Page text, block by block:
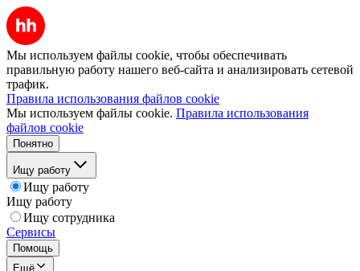
Мы используем файлы cookie, чтобы обеспечивать
правильную работу нашего веб-сайта и анализировать сетевой
трафик.
Правила использования файлов cookie
Мы используем файлы cookie. Правила использования
файлов cookie
Понятно
Ищу работу
Ищу работу
Ищу работу
Ищу сотрудника
Сервисы
Помощь
Ещё